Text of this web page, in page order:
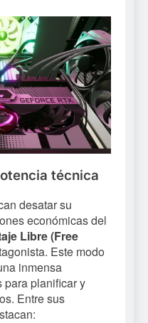
técnica
desatar su
económicas del
Libre (Free
Este modo
inmensa
para planificar y
Entre sus